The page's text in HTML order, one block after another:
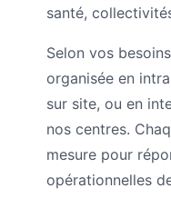
santé,
Selon vos
organisée en
sur site, ou en
nos centres.
mesure pour
opérationnelles